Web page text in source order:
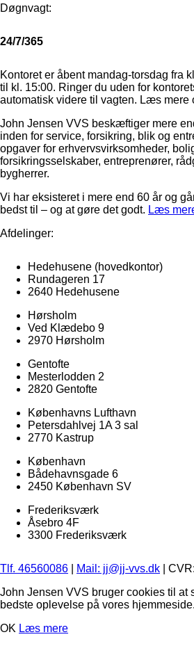
Døgnvagt:
24/7/365
Kontoret er åbent mandag-torsdag fra
til kl. 15:00. Ringer du uden for
automatisk videre til vagten. Læs mere
John Jensen VVS beskæftiger mere
inden for service, forsikring, blik og
opgaver for erhvervsvirksomheder,
forsikringsselskaber, entreprenører,
bygherrer.
Vi har eksisteret i mere end 60 år og
bedst til – og at gøre det godt. Læs
Afdelinger:
Hedehusene (hovedkontor)
Rundageren 17
2640 Hedehusene
Hørsholm
Ved Klædebo 9
2970 Hørsholm
Gentofte
Mesterlodden 2
2820 Gentofte
Københavns Lufthavn
Petersdahlvej 1A 3 sal
2770 Kastrup
København
Bådehavnsgade 6
2450 København SV
Frederiksværk
Åsebro 4F
3300 Frederiksværk
Tlf. 46560086 Mail: jj@jj-vvs.dk |
John Jensen VVS bruger cookies til at
bedste oplevelse på vores hjemmeside.
OK Læs mere